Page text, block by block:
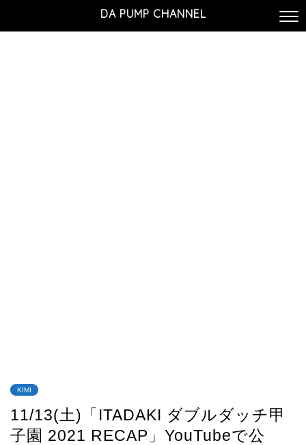
DA PUMP CHANNEL
KIMI
11/13(土)「ITADAKI ダブルダッチ甲
子園 2021 RECAP」YouTubeで公